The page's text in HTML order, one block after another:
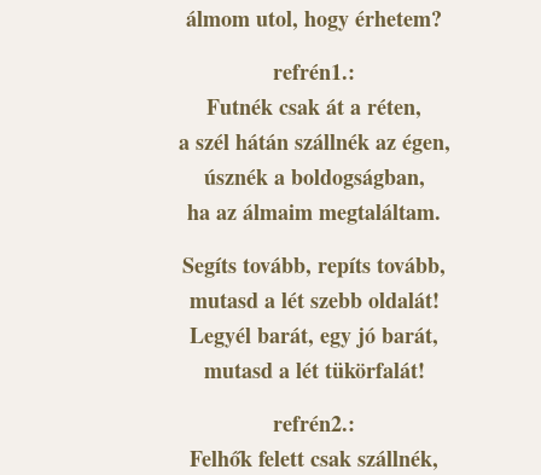
álmom utol, hogy érhetem?
refrén1.:
Futnék csak át a réten,
a szél hátán szállnék az égen,
úsznék a boldogságban,
ha az álmaim megtaláltam.
Segíts tovább, repíts tovább,
mutasd a lét szebb oldalát!
Legyél barát, egy jó barát,
mutasd a lét tükörfalát!
refrén2.:
Felhők felett csak szállnék,